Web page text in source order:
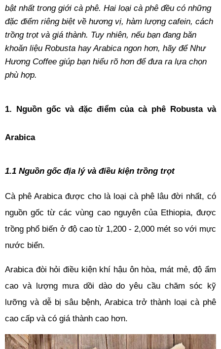
bật nhất trong giới cà phê. Hai loại cà phê đều có những
đặc điểm riêng biệt về hương vị, hàm lượng cafein, cách
trồng trọt và giá thành. Tuy nhiên, nếu bạn đang băn
khoăn liệu Robusta hay Arabica ngon hơn, hãy để Như
Hương Coffee giúp bạn hiểu rõ hơn để đưa ra lựa chọn
phù hợp.
1. Nguồn gốc và đặc điểm của cà phê Robusta và
Arabica
1.1 Nguồn gốc địa lý và điều kiện trồng trọt
Cà phê Arabica được cho là loại cà phê lâu đời nhất, có
nguồn gốc từ các vùng cao nguyên của Ethiopia, được
trồng phổ biến ở độ cao từ 1,200 - 2,000 mét so với mực
nước biển.
Arabica đòi hỏi điều kiện khí hậu ôn hòa, mát mẻ, độ ẩm
cao và lượng mưa dồi dào do yêu cầu chăm sóc kỹ
lưỡng và dễ bị sâu bệnh, Arabica trở thành loại cà phê
cao cấp và có giá thành cao hơn.